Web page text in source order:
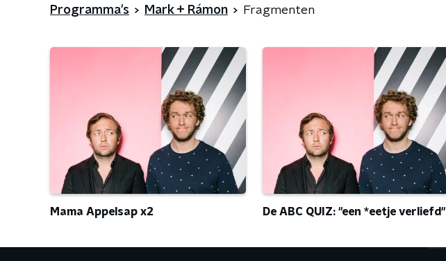
Programma's Mark + Rámon Fragmenten
Mama Appelsap x2 De ABC QUIZ: "een *eetje verliefd"